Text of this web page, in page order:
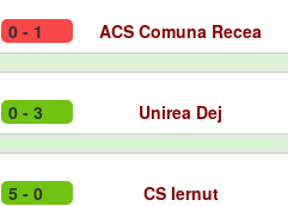
0 - 1 ACS Comuna Recea
0 - 3 Unirea Dej
5 - 0 CS Iernut